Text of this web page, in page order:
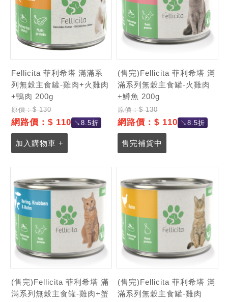
Fellicita 菲利希塔 滿滿系
列無穀主食罐-雞肉+火雞肉
+鴨肉 200g
原價：$ 130
網路價：$ 110 ↘8.5折
加入購物車 +
(售完)Fellicita 菲利希塔 滿
滿系列無穀主食罐-火雞肉
+鱒魚 200g
原價：$ 130
網路價：$ 110 ↘8.5折
售完補貨中
(售完)Fellicita 菲利希塔 滿
滿系列無穀主食罐-雞肉+蟹
(售完)Fellicita 菲利希塔 滿
滿系列無穀主食罐-雞肉
記住帳號